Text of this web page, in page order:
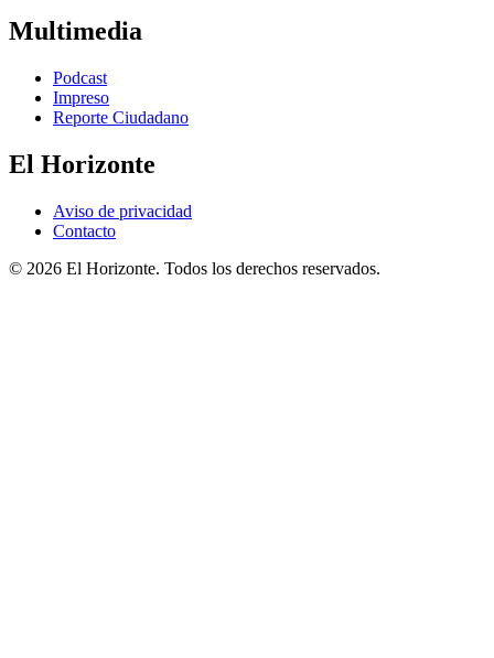
Multimedia
Podcast
Impreso
Reporte Ciudadano
El Horizonte
Aviso de privacidad
Contacto
© 2026 El Horizonte. Todos los derechos reservados.